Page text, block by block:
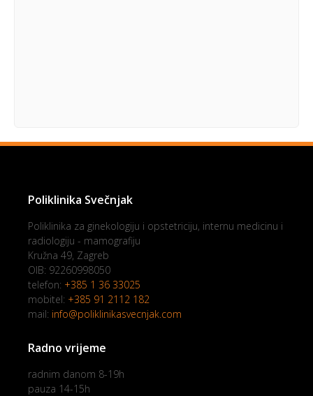
Poliklinika Svečnjak
Poliklinika za ginekologiju i opstetriciju, internu medicinu i
radiologiju - mamografiju
Kružna 49, Zagreb
OIB: 92260998050
telefon: +385 1 36 33025
mobitel: +385 91 2112 182
mail: info@poliklinikasvecnjak.com
Radno vrijeme
radnim danom 8-19h
pauza 14-15h